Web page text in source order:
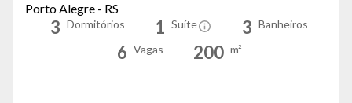
Porto Alegre - RS
3 Dormitórios 1 Suíte 3 Banheiros
6 Vagas 200 m²